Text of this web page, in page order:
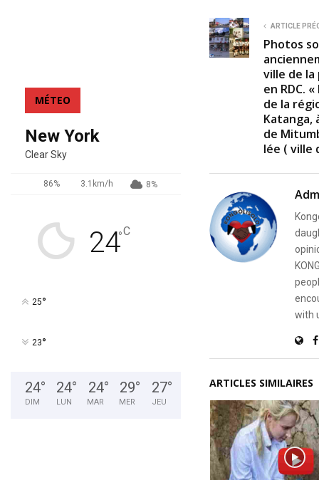
ARTICLE
Photos
ville de
en RDC.
de la
Katanga,
de
lée ( ville
with
ARTICLES SIMILAIRES
MÉTEO
New York
Clear Sky
86% 3.1km/h 8%
24°C
25°
23°
24°
DIM
24°
LUN
24°
MAR
29°
MER
27°
JEU